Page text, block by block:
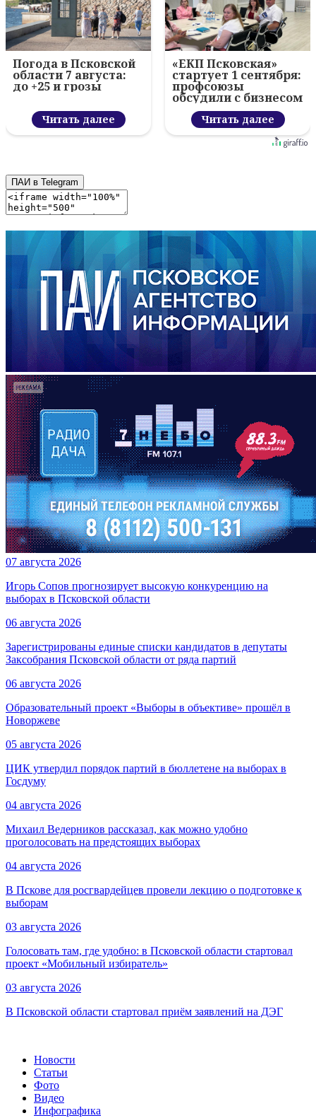
Погода в Псковской
области 7 августа:
до +25 и грозы
Читать далее
«ЕКП Псковская»
стартует 1 сентября:
профсоюзы
обсудили с бизнесом
новый цифровой
проектЧитать далее
ПАИ в Telegram
07 августа 2026
Игорь Сопов прогнозирует высокую конкуренцию на
выборах в Псковской области
06 августа 2026
Зарегистрированы единые списки кандидатов в депутаты
Заксобрания Псковской области от ряда партий
06 августа 2026
Образовательный проект «Выборы в объективе» прошёл в
Новоржеве
05 августа 2026
ЦИК утвердил порядок партий в бюллетене на выборах в
Госдуму
04 августа 2026
Михаил Ведерников рассказал, как можно удобно
проголосовать на предстоящих выборах
04 августа 2026
В Пскове для росгвардейцев провели лекцию о подготовке к
выборам
03 августа 2026
Голосовать там, где удобно: в Псковской области стартовал
проект «Мобильный избиратель»
03 августа 2026
В Псковской области стартовал приём заявлений на ДЭГ
Новости
Статьи
Фото
Видео
Инфографика